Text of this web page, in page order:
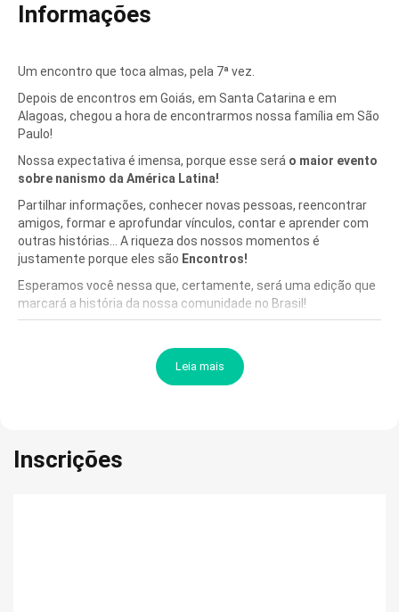
Informações
Um encontro que toca almas, pela 7ª vez.
Depois de encontros em Goiás, em Santa Catarina e em
Alagoas, chegou a hora de encontrarmos nossa família em São
Paulo!
Nossa expectativa é imensa, porque esse será o maior evento
sobre nanismo da América Latina!
Partilhar informações, conhecer novas pessoas, reencontrar
amigos, formar e aprofundar vínculos, contar e aprender com
outras histórias... A riqueza dos nossos momentos é
justamente porque eles são Encontros!
Esperamos você nessa que, certamente, será uma edição que
marcará a história da nossa comunidade no Brasil!
Juliana Yamin - presidente do Instituto Nacional de Nanismo
Gabriel Yamin - líder do Movimento Somos Todos Gigantes
Datas e Horários do Evento:
Leia mais
Inscrições